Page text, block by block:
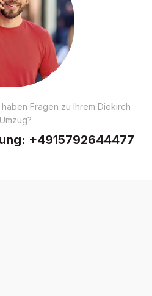
Fragen zu Ihrem Diekirch
Umzug?
+4915792644477